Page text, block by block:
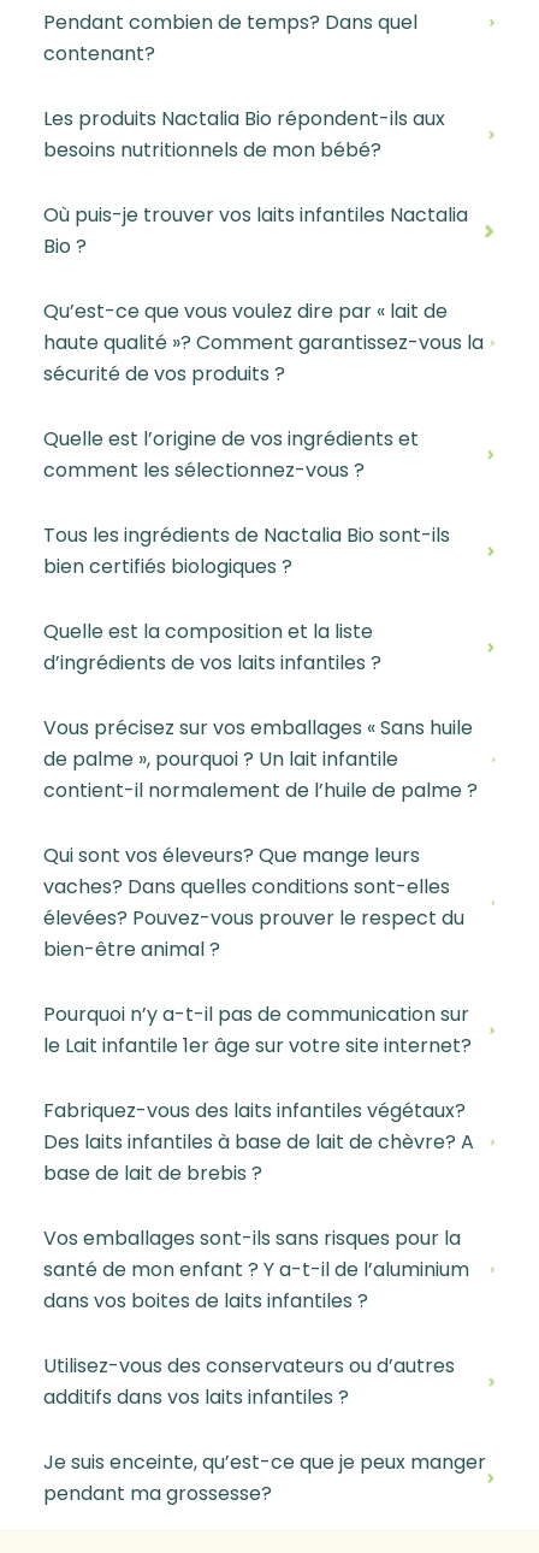
Pendant combien de temps? Dans quel
contenant?
Les produits Nactalia Bio répondent-ils aux
besoins nutritionnels de mon bébé?
Où puis-je trouver vos laits infantiles Nactalia
Bio ?
Qu’est-ce que vous voulez dire par « lait de
haute qualité »? Comment garantissez-vous la
sécurité de vos produits ?
Quelle est l’origine de vos ingrédients et
comment les sélectionnez-vous ?
Tous les ingrédients de Nactalia Bio sont-ils
bien certifiés biologiques ?
Quelle est la composition et la liste
d’ingrédients de vos laits infantiles ?
Vous précisez sur vos emballages « Sans huile
de palme », pourquoi ? Un lait infantile
contient-il normalement de l’huile de palme ?
Qui sont vos éleveurs? Que mange leurs
vaches? Dans quelles conditions sont-elles
élevées? Pouvez-vous prouver le respect du
bien-être animal ?
Pourquoi n’y a-t-il pas de communication sur
le Lait infantile 1er âge sur votre site internet?
Fabriquez-vous des laits infantiles végétaux?
Des laits infantiles à base de lait de chèvre? A
base de lait de brebis ?
Vos emballages sont-ils sans risques pour la
santé de mon enfant ? Y a-t-il de l’aluminium
dans vos boites de laits infantiles ?
Utilisez-vous des conservateurs ou d’autres
additifs dans vos laits infantiles ?
Je suis enceinte, qu’est-ce que je peux manger
pendant ma grossesse?